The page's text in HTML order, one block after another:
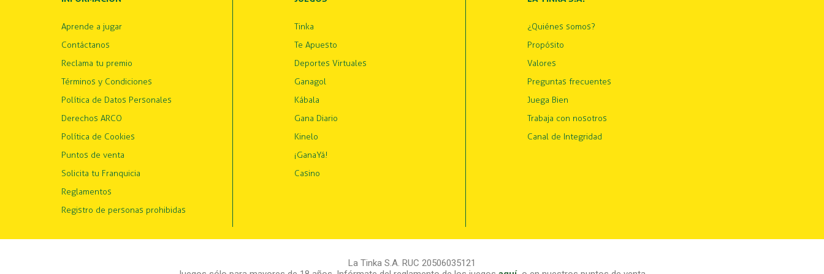
Aprende a jugar
Contáctanos
Reclama tu premio
Términos y Condiciones
Política de Datos Personales
Derechos ARCO
Política de Cookies
Puntos de venta
Solicita tu Franquicia
Reglamentos
Registro de personas prohibidas
Tinka
Te Apuesto
Deportes Virtuales
Ganagol
Kábala
Gana Diario
Kinelo
¡GanaYá!
Casino
¿Quiénes somos?
Propósito
Valores
Preguntas frecuentes
Juega Bien
Trabaja con nosotros
Canal de Integridad
La Tinka S.A. RUC 20506035121